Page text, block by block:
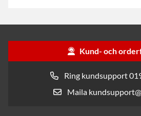
Kund- och
Ring kundsupport
Maila